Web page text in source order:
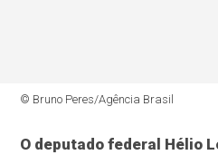
© Bruno Peres/Agência Brasil
O deputado federal Hélio